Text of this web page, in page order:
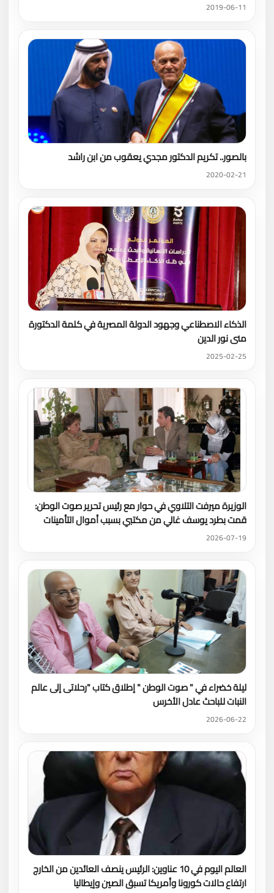
2019-06-11
بالصور.. تكريم الدكتور مجدي يعقوب من ابن راشد
2020-02-21
الذكاء الاصطناعي وجهود الدولة المصرية في كلمة الدكتورة
منى نور الدين
2025-02-25
الوزيرة ميرفت التلاوي في حوار مع رئيس تحرير صوت الوطن:
قمت بطرد يوسف غالي من مكتبي بسبب أموال التأمينات
2026-07-19
ليلة خضراء في " صوت الوطن " إطلاق كتاب "رحلاتى إلى عالم
النبات للباحث عادل الأخرس
2026-06-22
العالم اليوم في 10 عناوين: الرئيس ينصف العائدين من الخارج
ارتفاع حالات كورونا وأمريكا تسبق الصين وإيطاليا